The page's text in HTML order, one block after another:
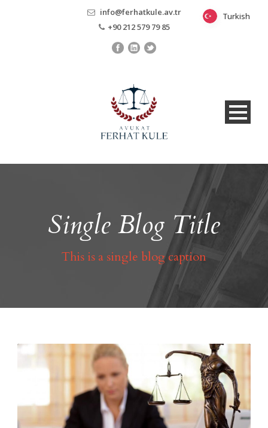
info@ferhatkule.av.tr
+90 212 579 79 85
Single Blog Title
This is a single blog caption
Turkish
Turkish